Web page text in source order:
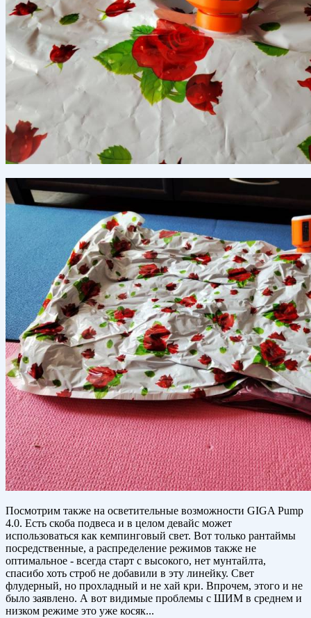
Посмотрим также на осветительные возможности GIGA Pump
4.0. Есть скоба подвеса и в целом девайс может
использоваться как кемпинговый свет. Вот только рантаймы
посредственные, а распределение режимов также не
оптимальное - всегда старт с высокого, нет мунтайлта,
спасибо хоть строб не добавили в эту линейку. Свет
флудерный, но прохладный и не хай кри. Впрочем, этого и не
было заявлено. А вот видимые проблемы с ШИМ в среднем и
низком режиме это уже косяк...